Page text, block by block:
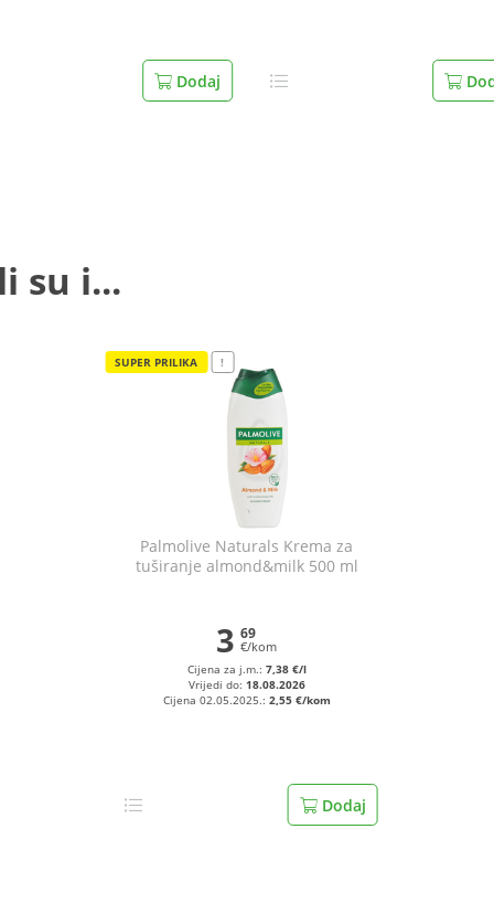
Dodaj
su i...
SUPER PRILIKA !
Palmolive Naturals Krema za
tuširanje almond&milk 500 ml
3 69
€/kom
Cijena za j.m.: 7,38 €/l
Vrijedi do: 18.08.2026
Cijena 02.05.2025.: 2,55 €/kom
Dodaj